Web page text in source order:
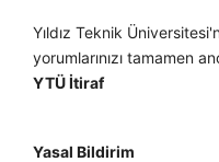
Yıldız Teknik
yorumlarınızı tamamen
YTÜ İtiraf
Yasal Bildirim